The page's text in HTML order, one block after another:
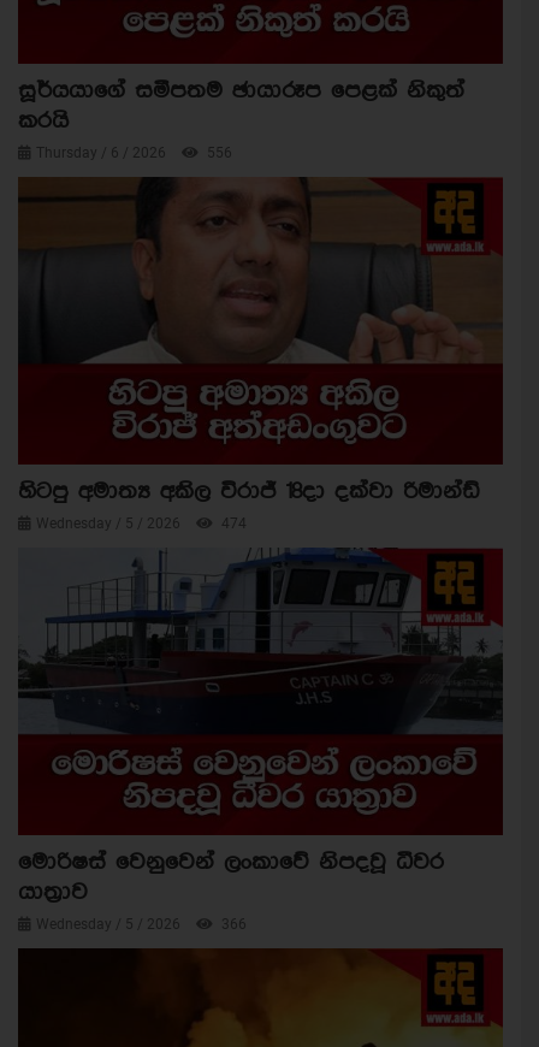
සූර්යයාගේ සමීපතම ඡායාරූප පෙළක් නිකුත්
කරයි
Thursday / 6 / 2026 556
හිටපු අමාත්‍ය අකිල විරාජ් 18දා දක්වා රිමාන්ඩ්
Wednesday / 5 / 2026 474
මොරිෂස් වෙනුවෙන් ලංකාවේ නිපදවූ ධීවර
යාත්‍රාව
Wednesday / 5 / 2026 366